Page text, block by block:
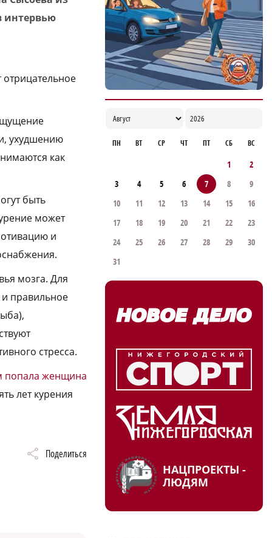
интервью
ухудшению
как
быть
может
и
мозга. Для
правильное
стресса.
попала женщина
лет курения
Поделиться
Росгвардии
11:59
ПН ВТ СР ЧТ ПТ СБ ВС
1
2
3
4 5 6 7 8
9
10
11 12 13 14 15
16
17
18 19 20 21 22
23
24
25 26 27 28 29
30
31
НАЦПРОЕКТЫ -
ЛЮДЯМ